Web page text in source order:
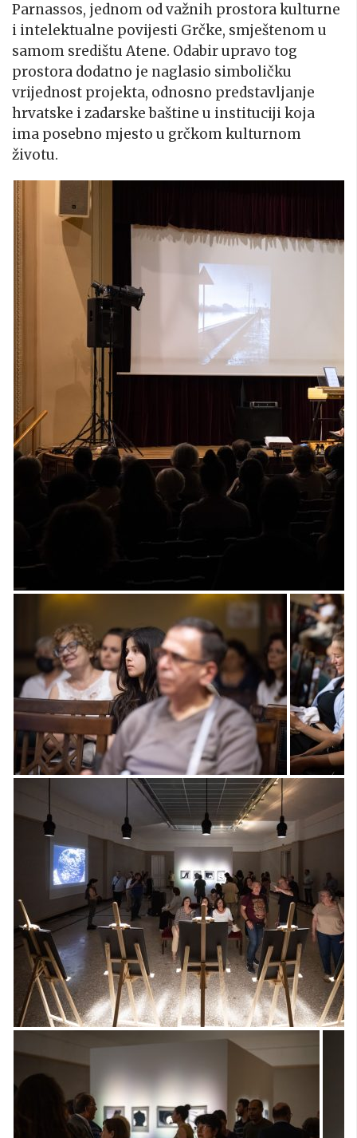
Parnassos, jednom od važnih prostora kulturne
i intelektualne povijesti Grčke, smještenom u
samom središtu Atene. Odabir upravo tog
prostora dodatno je naglasio simboličku
vrijednost projekta, odnosno predstavljanje
hrvatske i zadarske baštine u instituciji koja
ima posebno mjesto u grčkom kulturnom
životu.